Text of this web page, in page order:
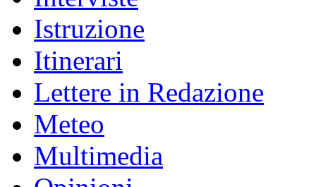
Istruzione
Itinerari
Lettere in Redazione
Meteo
Multimedia